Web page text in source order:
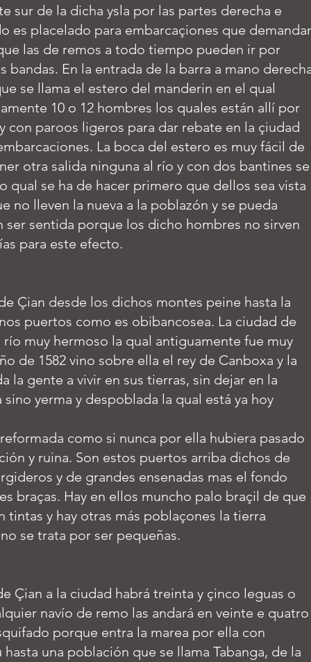
sur de la dicha ysla por las partes derecha e
es placelado para embarcaçiones que
las de remos a todo tiempo pueden ir por
bandas. En la entrada de la barra a mano
se llama el estero del manderin en el qual
10 o 12 hombres los quales están allí por
con paroos ligeros para dar rebate en la çiudad
La boca del estero es muy fácil de
otra salida ninguna al río y con dos bantines se
qual se ha de hacer primero que dellos sea vista
no lleven la nueva a la poblazón y se pueda
ser sentida porque los dicho hombres no sirven
para este efecto.
Çian desde los dichos montes peine hasta la
puertos como es obibancosea. La ciudad de
muy hermoso la qual antiguamente fue muy
de 1582 vino sobre ella el rey de Canboxa y la
la gente a vivir en sus tierras, sin dejar en la
sino yerma y despoblada la qual está ya hoy
como si nunca por ella hubiera pasado
y ruina. Son estos puertos arriba dichos de
y de grandes ensenadas mas el fondo
braças. Hay en ellos muncho palo braçil de que
tintas y hay otras más poblaçones la tierra
se trata por ser pequeñas.
Çian a la ciudad habrá treinta y çinco leguas o
navío de remo las andará en veinte e quatro
porque entra la marea por ella con
una población que se llama Tabanga, de la